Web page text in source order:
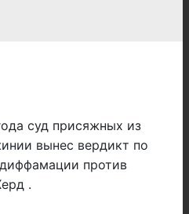
суд присяжных из
вынес вердикт по
против
.